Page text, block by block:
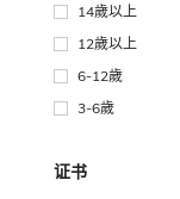
14歲以上
12歲以上
6-12歲
3-6歲
证书